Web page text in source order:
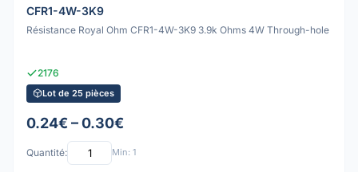
CFR1-4W-3K9
Résistance Royal Ohm CFR1-4W-3K9 3.9k Ohms 4W Through-hole
2176
Lot de 25 pièces
0.24€ – 0.30€
Quantité: Min: 1